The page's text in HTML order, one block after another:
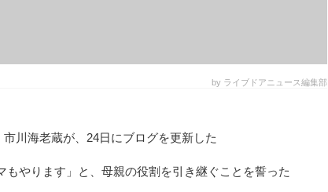
by ライブドアニュース編集部
川海老蔵が、24日にブログを更新した
もやります」と、母親の役割を引き継ぐことを誓った